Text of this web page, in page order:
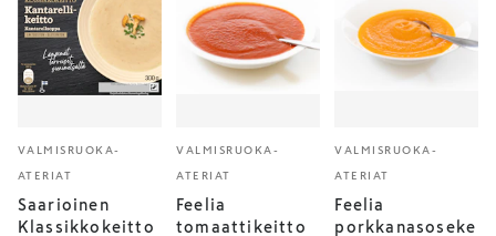
VALMISRUOKA-
ATERIAT
Saarioinen
Klassikkokeitto
VALMISRUOKA-
ATERIAT
Feelia
tomaattikeitto
VALMISRUOKA-
ATERIAT
Feelia
porkkanasoseke